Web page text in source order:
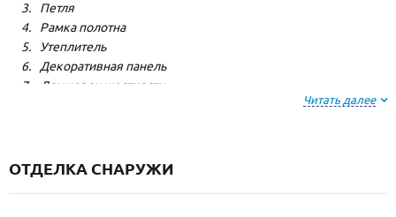
Петля
Рамка полотна
Утеплитель
Декоративная панель
Лонжерон жесткости
Читать далее
ОТДЕЛКА СНАРУЖИ